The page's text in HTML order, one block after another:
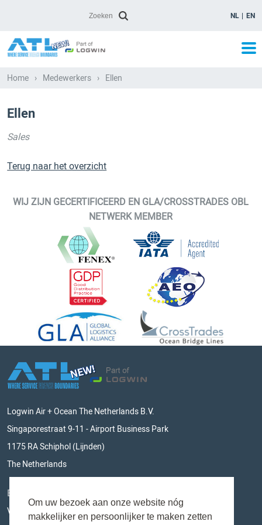
Om uw bezoek aan onze website nóg
makkelijker en persoonlijker te maken zetten
NL EN
Home › Medewerkers › Ellen
Ellen
Sales
Terug naar het overzicht
WIJ ZIJN GECERTIFICEERD EN GLA/CROSSTRADES OBL
NETWERK MEMBER
Logwin Air + Ocean The Netherlands B.V.
Singaporestraat 9-11 - Airport Business Park
1175 RA Schiphol (Lijnden)
The Netherlands
BLIJF OP DE HOOGTE
Vul hieronder je e-mailadres in en mis niks meer!